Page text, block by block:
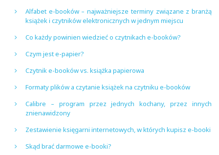
Alfabet e-booków – najważniejsze terminy związane z branżą
książek i czytników elektronicznych w jednym miejscu
Co każdy powinien wiedzieć o czytnikach e-booków?
Czym jest e-papier?
Czytnik e-booków vs. książka papierowa
Formaty plików a czytanie książek na czytniku e-booków
Calibre – program przez jednych kochany, przez innych
znienawidzony
Zestawienie księgarni internetowych, w których kupisz e-booki
Skąd brać darmowe e-booki?